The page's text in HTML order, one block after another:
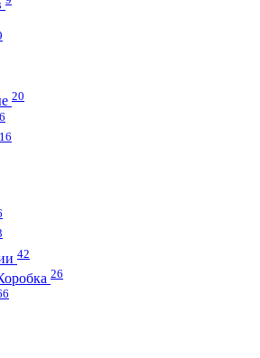
20
16
42
26